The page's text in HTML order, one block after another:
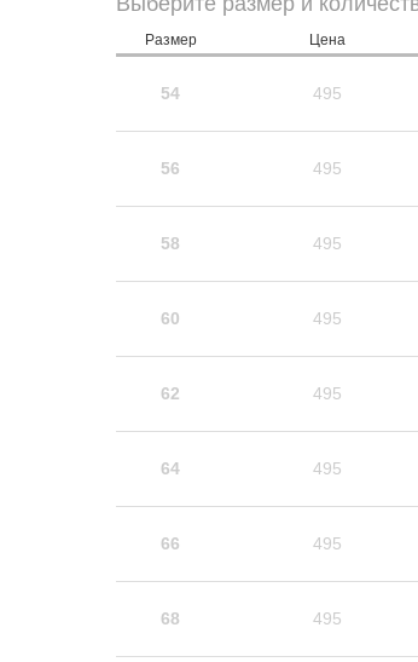
Размер Цена
54 495
56 495
58 495
60 495
62 495
64 495
66 495
68 495